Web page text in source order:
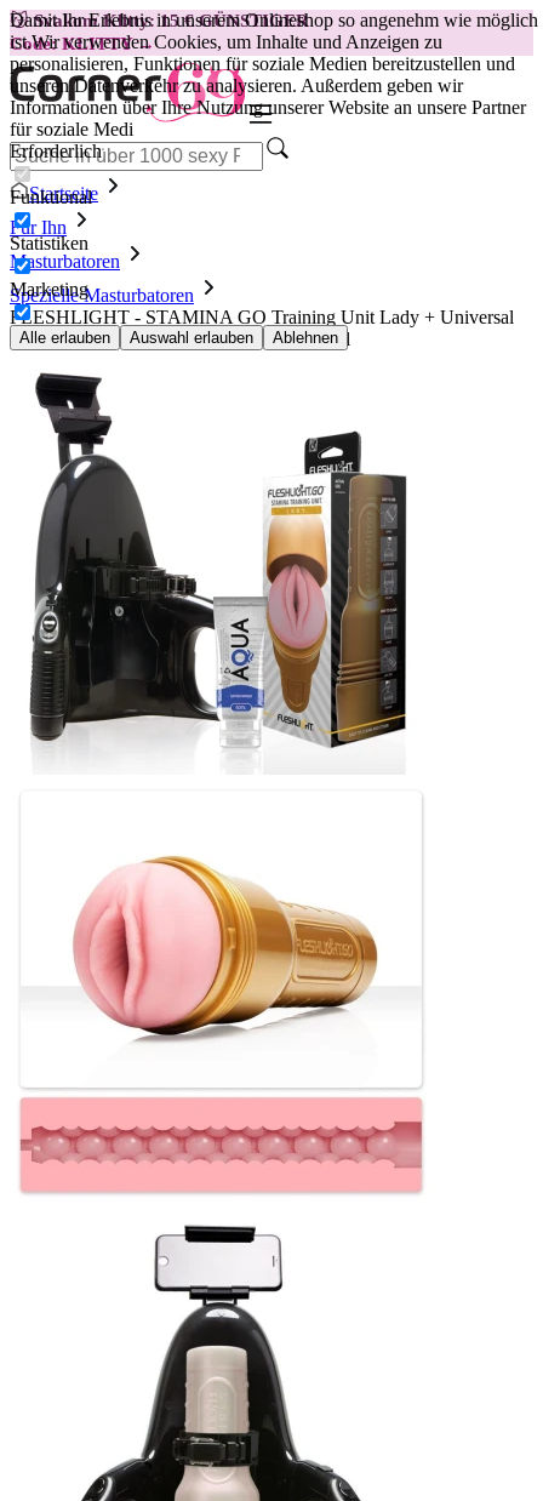
Damit Ihr Erlebnis in unserem Onlineshop so angenehm wie möglich
ist.Wir verwenden Cookies, um Inhalte und Anzeigen zu
personalisieren, Funktionen für soziale Medien bereitzustellen und
unseren Datenverkehr zu analysieren. Außerdem geben wir
Informationen über Ihre Nutzung unserer Website an unsere Partner
für soziale Medi
Erforderlich
Funktional
Statistiken
Marketing
Alle erlauben Auswahl erlauben Ablehnen
😽Svakom Klitty: 15 € GÜNSTIGER
Code: KLITTY →
Startseite
Für Ihn
Masturbatoren
Spezielle Masturbatoren
FLESHLIGHT - STAMINA GO Training Unit Lady + Universal
Launch + AQUA QUALITY Gleitgel 50 ml